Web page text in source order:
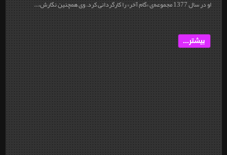
او در سال 1377 مجموعه‌ی «گام آخر» را کارگردانی کرد. وی همچنین نگارش،...
بیشتر...